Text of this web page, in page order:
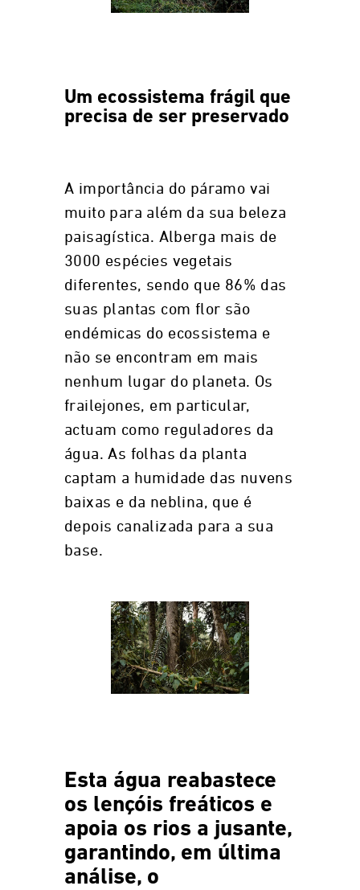
Um ecossistema frágil que
precisa de ser preservado
A importância do páramo vai
muito para além da sua beleza
paisagística. Alberga mais de
3000 espécies vegetais
diferentes, sendo que 86% das
suas plantas com flor são
endémicas do ecossistema e
não se encontram em mais
nenhum lugar do planeta. Os
frailejones, em particular,
actuam como reguladores da
água. As folhas da planta
captam a humidade das nuvens
baixas e da neblina, que é
depois canalizada para a sua
base.
Esta água reabastece
os lençóis freáticos e
apoia os rios a jusante,
garantindo, em última
análise, o